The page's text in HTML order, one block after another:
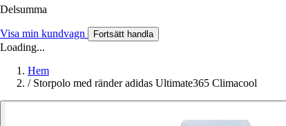
Delsumma
Visa min kundvagn Fortsätt handla
Loading...
Hem
/ Storpolo med ränder adidas Ultimate365 Climacool